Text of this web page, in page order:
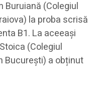
Buruiană (Colegiul
la proba scrisă
B1. La aceeași
(Colegiul
București) a obținut